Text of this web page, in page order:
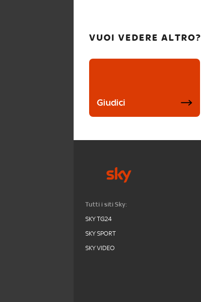
VUOI VEDERE ALTRO?
Giudici
Tutti i siti Sky:
SKY TG24
SKY SPORT
SKY VIDEO